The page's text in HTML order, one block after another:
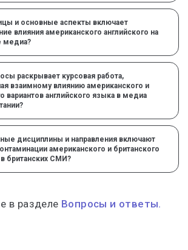
и основные аспекты включает
влияния американского английского на
медиа?
раскрывает курсовая работа,
взаимному влиянию американского и
вариантов английского языка в медиа
дисциплины и направления включают
американского и британского
в британских СМИ?
в разделе Вопросы и ответы.